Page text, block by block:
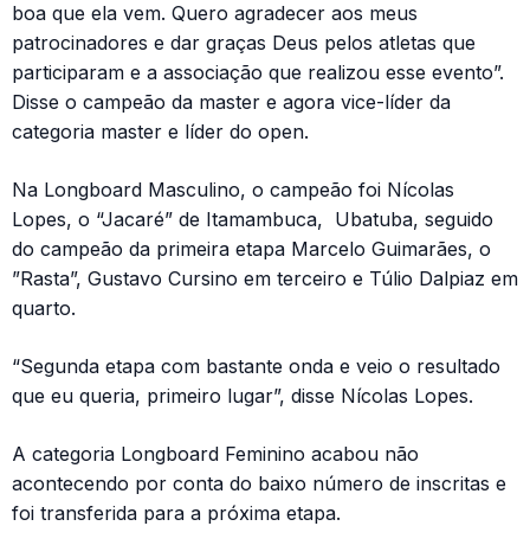
boa que ela vem. Quero agradecer aos meus
patrocinadores e dar graças Deus pelos atletas que
participaram e a associação que realizou esse evento”.
Disse o campeão da master e agora vice-líder da
categoria master e líder do open.
Na Longboard Masculino, o campeão foi Nícolas
Lopes, o “Jacaré” de Itamambuca, Ubatuba, seguido
do campeão da primeira etapa Marcelo Guimarães, o
”Rasta”, Gustavo Cursino em terceiro e Túlio Dalpiaz em
quarto.
“Segunda etapa com bastante onda e veio o resultado
que eu queria, primeiro lugar”, disse Nícolas Lopes.
A categoria Longboard Feminino acabou não
acontecendo por conta do baixo número de inscritas e
foi transferida para a próxima etapa.